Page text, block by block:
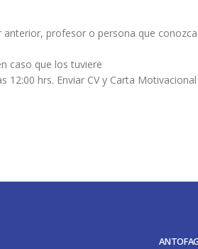
profesor o persona que
caso que los tuviere
hrs. Enviar CV y Carta